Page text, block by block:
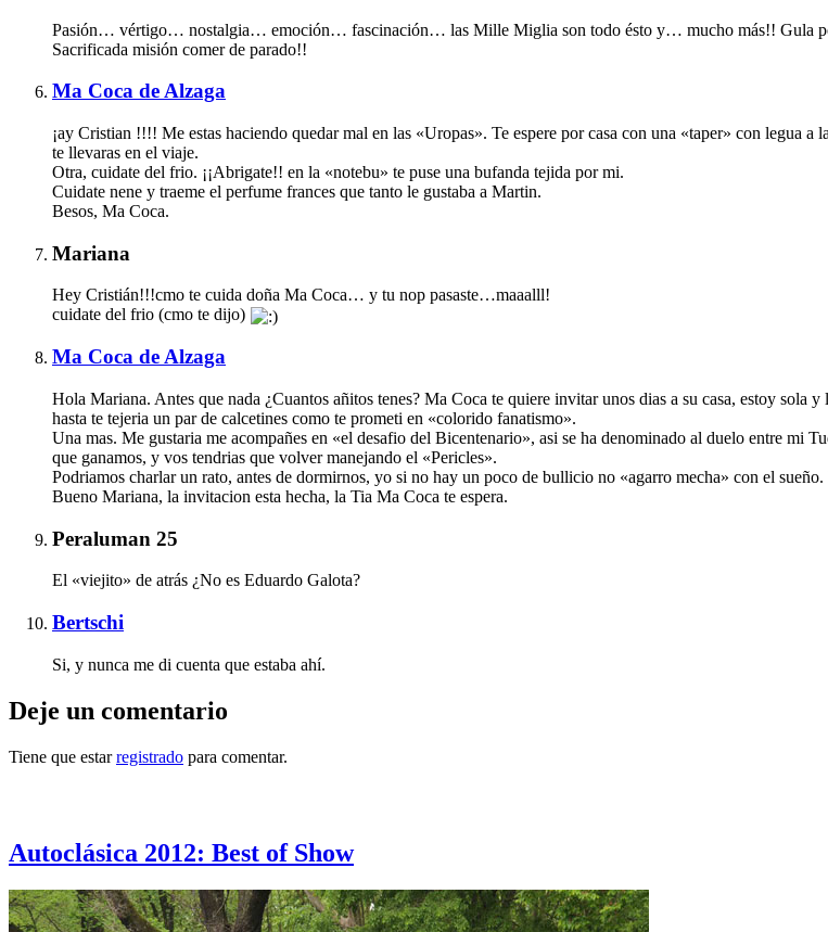
Pasión… vértigo… nostalgia… emoción… fascinación… las Mille Miglia son todo ésto y… mucho más!! Gula
Sacrificada misión comer de parado!!
Ma Coca de Alzaga
¡ay Cristian !!!! Me estas haciendo quedar mal en las «Uropas». Te espere por casa con una «taper» con legua
te llevaras en el viaje.
Otra, cuidate del frio. ¡¡Abrigate!! en la «notebu» te puse una bufanda tejida por mi.
Cuidate nene y traeme el perfume frances que tanto le gustaba a Martin.
Besos, Ma Coca.
Mariana
Hey Cristián!!!cmo te cuida doña Ma Coca… y tu nop pasaste…maaalll!
cuidate del frio (cmo te dijo)
Ma Coca de Alzaga
Hola Mariana. Antes que nada ¿Cuantos añitos tenes? Ma Coca te quiere invitar unos dias a su casa, estoy sola
hasta te tejeria un par de calcetines como te prometi en «colorido fanatismo».
Una mas. Me gustaria me acompañes en «el desafio del Bicentenario», asi se ha denominado al duelo entre mi
que ganamos, y vos tendrias que volver manejando el «Pericles».
Podriamos charlar un rato, antes de dormirnos, yo si no hay un poco de bullicio no «agarro mecha» con el
Bueno Mariana, la invitacion esta hecha, la Tia Ma Coca te espera.
Peraluman 25
El «viejito» de atrás ¿No es Eduardo Galota?
Bertschi
Si, y nunca me di cuenta que estaba ahí.
Deje un comentario
Tiene que estarregistrado para comentar.
Autoclásica 2012: Best of Show